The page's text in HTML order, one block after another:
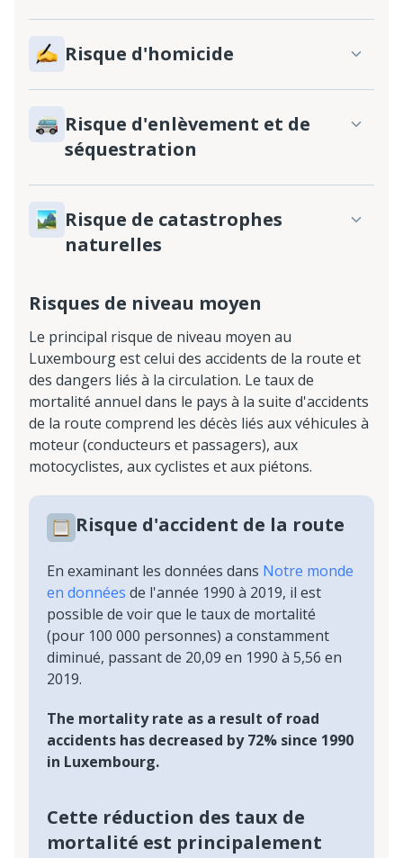
Risque d'homicide
Risque d'enlèvement et de
séquestration
Risque de catastrophes
naturelles
Risques de niveau moyen
Le principal risque de niveau moyen au
Luxembourg est celui des accidents de la route et
des dangers liés à la circulation. Le taux de
mortalité annuel dans le pays à la suite d'accidents
de la route comprend les décès liés aux véhicules à
moteur (conducteurs et passagers), aux
motocyclistes, aux cyclistes et aux piétons.
Risque d'accident de la route
En examinant les données dans Notre monde
en données de l'année 1990 à 2019, il est
possible de voir que le taux de mortalité
(pour 100 000 personnes) a constamment
diminué, passant de 20,09 en 1990 à 5,56 en
2019.
The mortality rate as a result of road
accidents has decreased by 72% since 1990
in Luxembourg.
Cette réduction des taux de
mortalité est principalement